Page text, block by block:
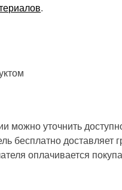
.
можно уточнить
бесплатно доставляет
оплачивается